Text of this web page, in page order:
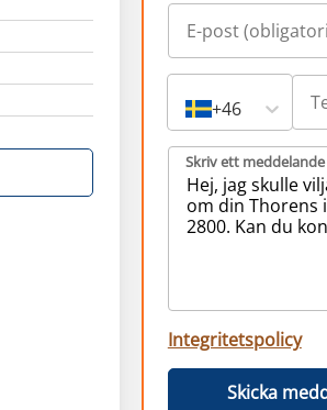
+46
Integritetspolicy
Skicka